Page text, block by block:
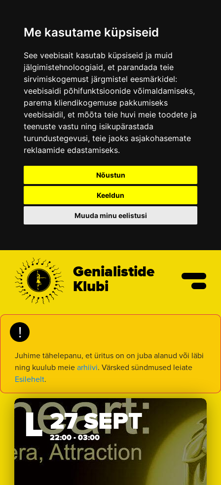
Me kasutame küpsiseid
See veebisait kasutab küpsiseid ja muid
jälgimistehnoloogiaid, et parandada teie
sirvimiskogemust järgmistel eesmärkidel:
veebisaidi põhifunktsioonide võimaldamiseks,
parema kliendikogemuse pakkumiseks
veebisaidil, et mõõta teie huvi meie toodete ja
teenuste vastu ning isikupärastada
turundustegevusi, teie jaoks asjakohasemate
reklaamide edastamiseks.
Nõustun
Keeldun
Muuda minu eelistusi
Genialistide
Klubi
!
Juhime tähelepanu, et üritus on on juba alanud või läbi
ning kuulub meiearhiivi. Värsked sündmused leiate
Esilehelt.
L 27 SEPT
22:00 - 03:00